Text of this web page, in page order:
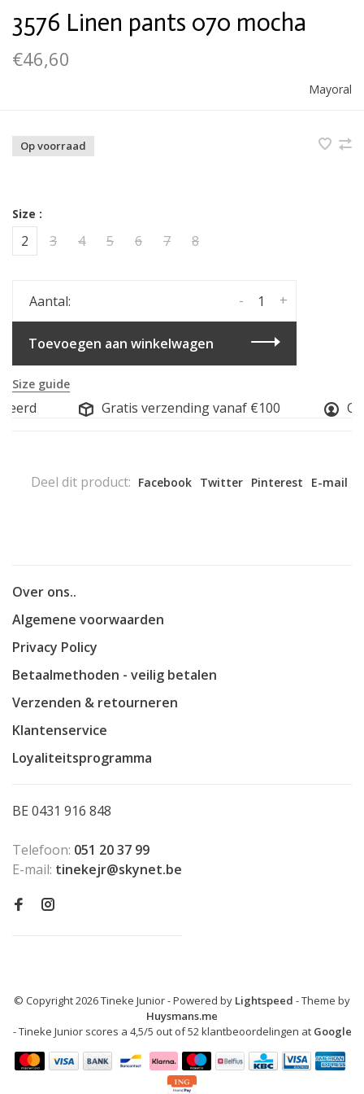
3576 Linen pants 070 mocha
€46,60
Mayoral
Op voorraad
Size :
2 3 4 5 6 7 8
Aantal: +
-
Toevoegen aan winkelwagen
Size guide
Gratis verzending vanaf €100
Deel dit product: Facebook Twitter Pinterest E-mail
Over ons..
Algemene voorwaarden
Privacy Policy
Betaalmethoden - veilig betalen
Verzenden & retourneren
Klantenservice
Loyaliteitsprogramma
BE 0431 916 848
Telefoon: 051 20 37 99
E-mail: tinekejr@skynet.be
© Copyright 2026 Tineke Junior- Powered by Lightspeed - Theme by
Huysmans.me
-Tineke Junior scores a 4,5/5 out of52klantbeoordelingen at Google